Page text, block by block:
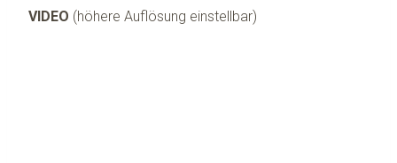
VIDEO (höhere Auflösung einstellbar)